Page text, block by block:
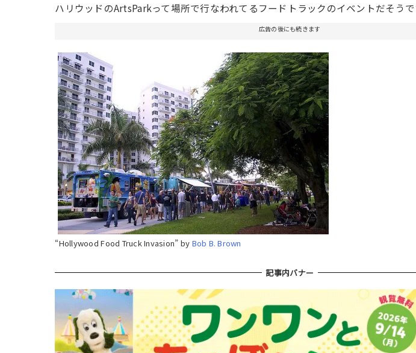
ハリウッドのArtsParkって場所で行なわれてるフードトラックのイベントだそうで
広告の後にも続きます
“Hollywood Food Truck Invasion” by Bob B. Brown
記事内バナー